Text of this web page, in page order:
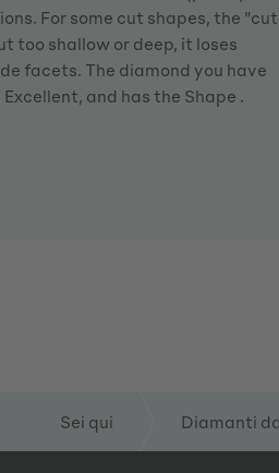
For some cut shapes, the "cut
too shallow or deep, it loses
facets. The diamond you have
and has the Shape .
Sei qui Diamanti